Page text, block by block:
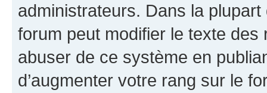
administrateurs. Dans la
forum peut modifier le texte
abuser de ce système en
d’augmenter votre rang sur le